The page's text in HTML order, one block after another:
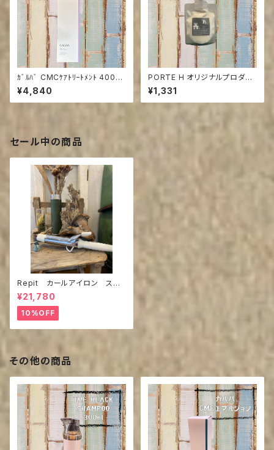
ｶﾞﾙﾊﾞ CMCｹｱﾄﾘｰﾄﾒﾝﾄ 400m
L(ﾎﾞﾄﾙ)
¥4,840
PORTE H オリジナルプロダク
ツP+ モイスチャーグロストリ
ートメント 100g
¥1,331
セール中の商品
Repit カールアイロン スク
エアバー36mm,40ｍｍ
¥21,780
10%OFF
その他の商品